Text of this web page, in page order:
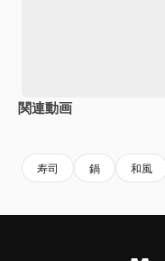
関連動画
寿司 鍋 和風